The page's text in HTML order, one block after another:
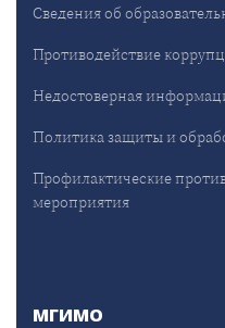
Сведения об
Противодействие
Недостоверная
Политика защиты и
Профилактические
мероприятия
МГИМО